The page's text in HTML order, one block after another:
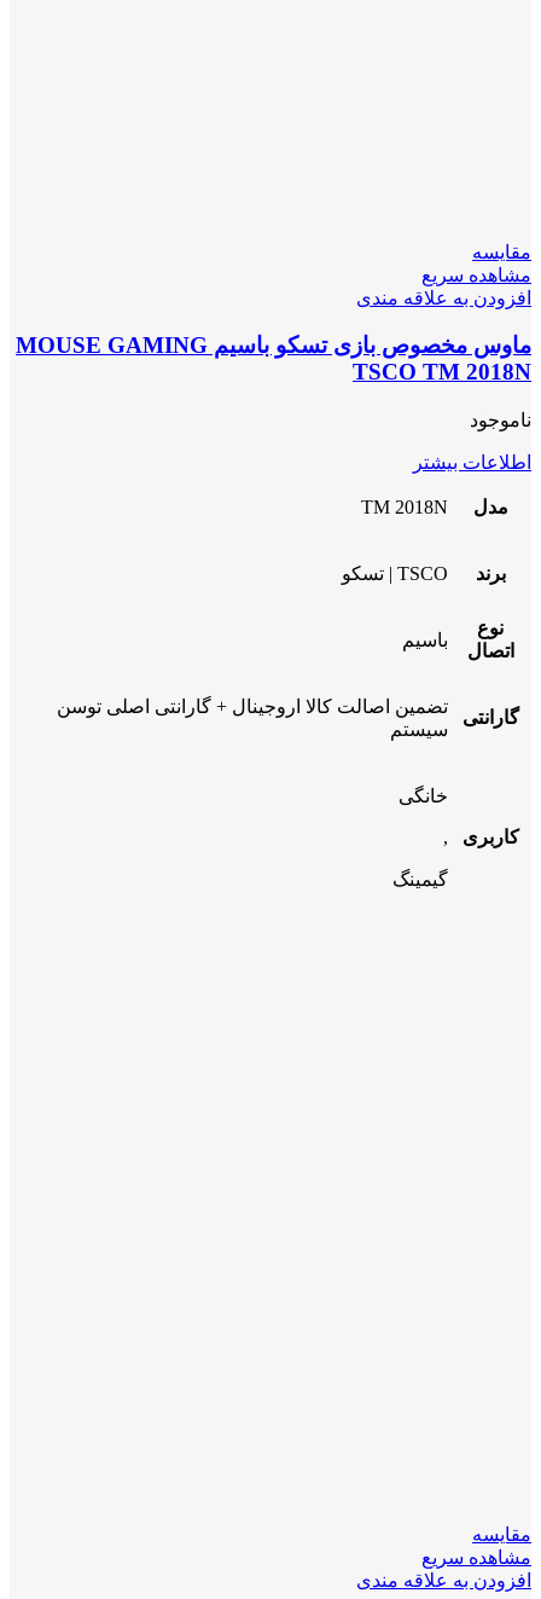
مقایسه
مشاهده سریع
افزودن به علاقه مندی
ماوس مخصوص بازی تسکو باسیم MOUSE GAMING
TSCO TM 2018N
ناموجود
اطلاعات بیشتر
مدل TM 2018N
برند TSCO | تسکو
نوع
اتصال
باسیم
گارانتی
تضمین اصالت کالا اروجینال + گارانتی اصلی توسن
سیستم
کاربری
خانگی
,
گیمینگ
مقایسه
مشاهده سریع
افزودن به علاقه مندی